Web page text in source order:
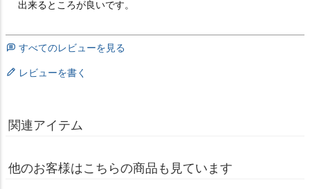
出来るところが良いです。
すべてのレビューを見る
レビューを書く
関連アイテム
他のお客様はこちらの商品も見ています